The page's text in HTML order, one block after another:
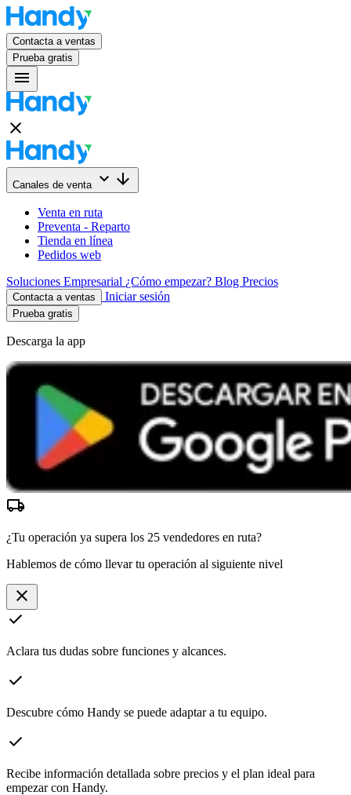
Contacta a ventas
Prueba gratis
menu
close
Canales de venta keyboard_arrow_down arrow_downward
Venta en ruta
Preventa - Reparto
Tienda en línea
Pedidos web
Soluciones Empresarial ¿Cómo empezar? Blog Precios
Contacta a ventas Iniciar sesión
Prueba gratis
Descarga la app
local_shipping
¿Tu operación ya supera los 25 vendedores en ruta?
Hablemos de cómo llevar tu operación al siguiente nivel
close
check
Aclara tus dudas sobre funciones y alcances.
check
Descubre cómo Handy se puede adaptar a tu equipo.
check
Recibe información detallada sobre precios y el plan ideal para
empezar con Handy.